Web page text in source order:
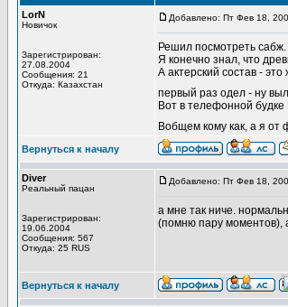
LorN
Новичок
Зарегистрирован:
27.08.2004
Сообщения: 21
Откуда: Казахстан
Добавлено: Пт Фев 18,
Решил посмотреть
Я конечно знал, что
А актерский состав -
первый раз одел - ну
Вот в телефонной
Вобщем кому как, а я
Вернуться к началу
Diver
Реальный пацан
Зарегистрирован:
19.06.2004
Сообщения: 567
Откуда: 25 RUS
Добавлено: Пт Фев 18,
а мне так ниче.
(помню пару моментов),
Вернуться к началу